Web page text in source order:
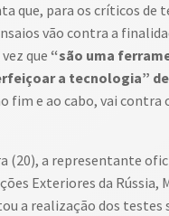
que, para os críticos de
vão contra a
que “são uma
a tecnologia”
fim e ao cabo, vai contra
(20), a representante
Exteriores da Rússia,
a realização dos testes